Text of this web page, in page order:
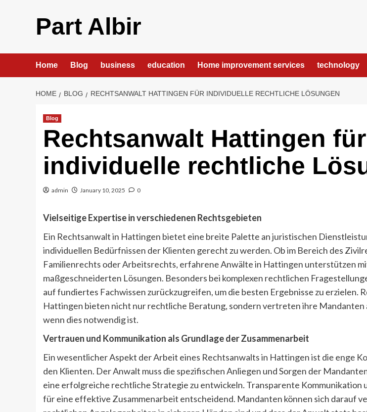
Part Albir
Home Blog business education Home improvement services technology
HOME BLOG RECHTSANWALT HATTINGEN FÜR INDIVIDUELLE RECHTLICHE LÖSUNGEN
Blog
Rechtsanwalt Hattingen für
individuelle rechtliche
admin January 10, 2025 0
Vielseitige Expertise in verschiedenen Rechtsgebieten
Ein Rechtsanwalt in Hattingen bietet eine breite Palette an juristischen
individuellen Bedürfnissen der Klienten gerecht zu werden. Ob im Bereich des
Familienrechts oder Arbeitsrechts, erfahrene Anwälte in Hattingen unterstützen
maßgeschneiderten Lösungen. Besonders bei komplexen rechtlichen
auf fundiertes Fachwissen zurückzugreifen, um die besten Ergebnisse zu erzielen.
Hattingen bieten nicht nur rechtliche Beratung, sondern vertreten ihre Mandanten
wenn dies notwendig ist.
Vertrauen und Kommunikation als Grundlage der Zusammenarbeit
Ein wesentlicher Aspekt der Arbeit eines Rechtsanwalts in Hattingen ist die enge
den Klienten. Der Anwalt muss die spezifischen Anliegen und Sorgen der
eine erfolgreiche rechtliche Strategie zu entwickeln. Transparente Kommunikation
für eine effektive Zusammenarbeit entscheidend. Mandanten können sich darauf